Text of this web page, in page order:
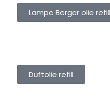
Lampe Berger olie refill
Duftolie refill